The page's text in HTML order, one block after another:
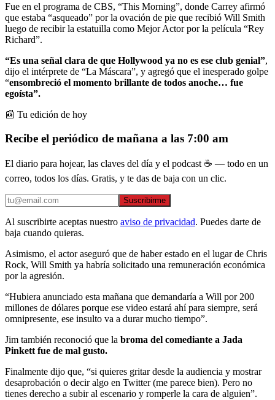
Fue en el programa de CBS, “This Morning”, donde Carrey afirmó
que estaba “asqueado” por la ovación de pie que recibió Will Smith
luego de recibir la estatuilla como Mejor Actor por la película “Rey
Richard”.
“Es una señal clara de que Hollywood ya no es ese club genial”,
dijo el intérprete de “La Máscara”, y agregó que el inesperado golpe
“ensombreció el momento brillante de todos anoche… fue
egoísta”.
📰 Tu edición de hoy
Recibe el periódico de mañana a las 7:00 am
El diario para hojear, las claves del día y el podcast ☕ — todo en un
correo, todos los días. Gratis, y te das de baja con un clic.
Suscribirme
Al suscribirte aceptas nuestro aviso de privacidad. Puedes darte de
baja cuando quieras.
Asimismo, el actor aseguró que de haber estado en el lugar de Chris
Rock, Will Smith ya habría solicitado una remuneración económica
por la agresión.
“Hubiera anunciado esta mañana que demandaría a Will por 200
millones de dólares porque ese video estará ahí para siempre, será
omnipresente, ese insulto va a durar mucho tiempo”.
Jim también reconoció que la broma del comediante a Jada
Pinkett fue de mal gusto.
Finalmente dijo que, “si quieres gritar desde la audiencia y mostrar
desaprobación o decir algo en Twitter (me parece bien). Pero no
tienes derecho a subir al escenario y romperle la cara de alguien”.